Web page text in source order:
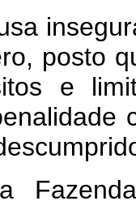
posto
e